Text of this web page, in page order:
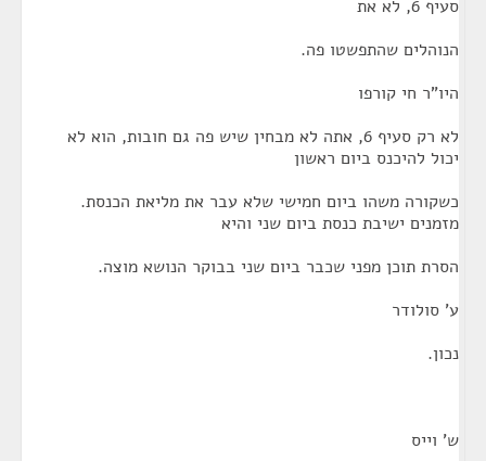
סעיף 6, לא את
הנוהלים שהתפשטו פה.
היו"ר חי קורפו
לא רק סעיף 6, אתה לא מבחין שיש פה גם חובות, הוא לא
יכול להיכנס ביום ראשון
כשקורה משהו ביום חמישי שלא עבר את מליאת הכנסת.
מזמנים ישיבת כנסת ביום שני והיא
הסרת תוכן מפני שכבר ביום שני בבוקר הנושא מוצה.
ע' סולודר
נכון.
ש' וייס